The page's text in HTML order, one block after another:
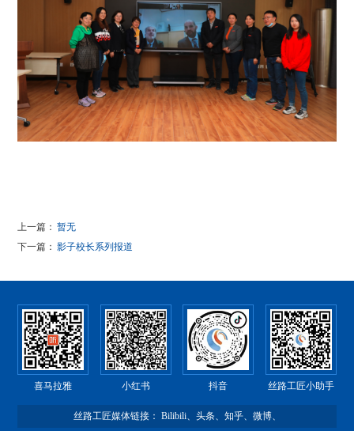
上一篇： 暂无
下一篇： 影子校长系列报道
喜马拉雅 小红书 抖音 丝路工匠小助手
丝路工匠媒体链接： Bilibili、 头条、 知乎、 微博、